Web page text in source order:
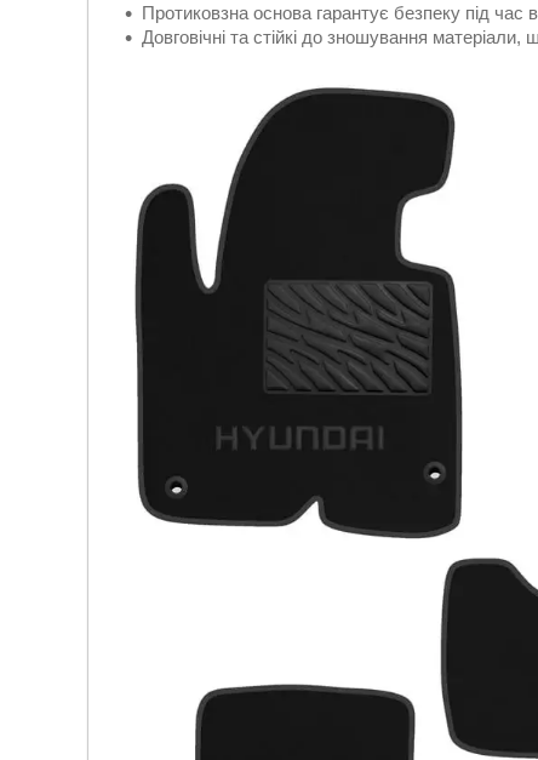
Протиковзна основа гарантує безпеку під час
Довговічні та стійкі до зношування